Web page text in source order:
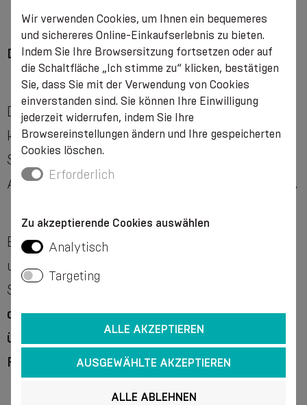
Dauer der Nutzung
Die Gesamtdauer der Nutzung des
kinesiologischen Tapes wird von einem
Spezialisten festgelegt. Die Notwendigkeit des
Anbringens muss im Einzelfall geprüft werden.
Ein frisch aufgetragenes Tape hält je nach Ziel
und Reaktion des Körpers zwischen einigen
Stunden und einigen Tagen.
den Zustand des Tapes regelmäßig zu
überprüfen und zu reagieren, wenn
Reizungen oder Hautreaktionen auftreten.
Wir verwenden Cookies, um Ihnen ein bequemeres
und sichereres Online-Einkaufserlebnis zu bieten.
Indem Sie Ihre Browsersitzung fortsetzen oder auf
die Schaltfläche „Ich stimme zu“ klicken, bestätigen
Sie, dass Sie mit der Verwendung von Cookies
einverstanden sind. Sie können Ihre Einwilligung
jederzeit widerrufen, indem Sie Ihre
Browsereinstellungen ändern und Ihre gespeicherten
Cookies löschen.
Erforderlich
Zu akzeptierende Cookies auswählen
Analytisch
Targeting
ALLE AKZEPTIEREN
AUSGEWÄHLTE AKZEPTIEREN
ALLE ABLEHNEN